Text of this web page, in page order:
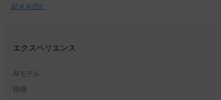
続きを読む
エクスペリエンス
AIモデル
特徴